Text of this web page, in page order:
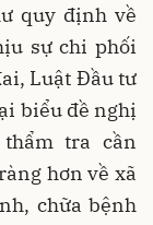
quy định về
sự chi phối
Luật Đầu tư
biểu đề nghị
tra cần
hơn về xã
chữa bệnh